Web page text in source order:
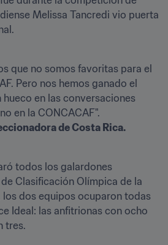
Melissa Tancredi vio puerta
que no somos favoritas para el
Pero nos hemos ganado el
en las conversaciones
de Costa Rica.
todos los galardones
Clasificación Olímpica de la
los dos equipos ocuparon todas
Ideal: las anfitrionas con ocho
tres.